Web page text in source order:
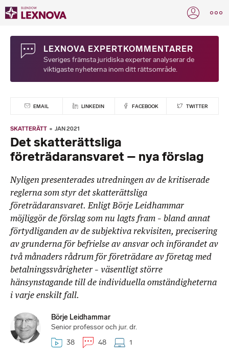
LEXNOVA EXPERTKOMMENTARER
Sveriges främsta juridiska experter analyserar de
viktigaste nyheterna inom ditt rättsområde.
EMAIL LINKEDIN FACEBOOK TWITTER
SKATTERÄTT JAN 2021
Det skatterättsliga
företrädaransvaret – nya förslag
Nyligen presenterades utredningen av de kritiserade
reglerna som styr det skatterättsliga
företrädaransvaret. Enligt Börje Leidhammar
möjliggör de förslag som nu lagts fram – bland annat
förtydliganden av de subjektiva rekvisiten, precisering
av grunderna för befrielse av ansvar och införandet av
två månaders rådrum för företrädare av företag med
betalningssvårigheter – väsentligt större
hänsynstagande till de individuella omständigheterna
i varje enskilt fall.
Börje Leidhammar
Senior professor och jur. dr.
38
48 1